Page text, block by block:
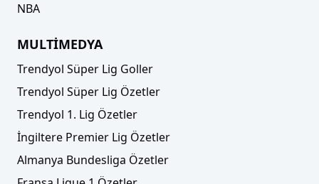
Beşiktaş'tan sağ bek taarruzu! İşte günün
NBA
MULTİMEDYA
Trendyol Süper Lig Goller
Trendyol Süper Lig Özetler
Trendyol 1. Lig Özetler
İngiltere Premier Lig Özetler
Almanya Bundesliga Özetler